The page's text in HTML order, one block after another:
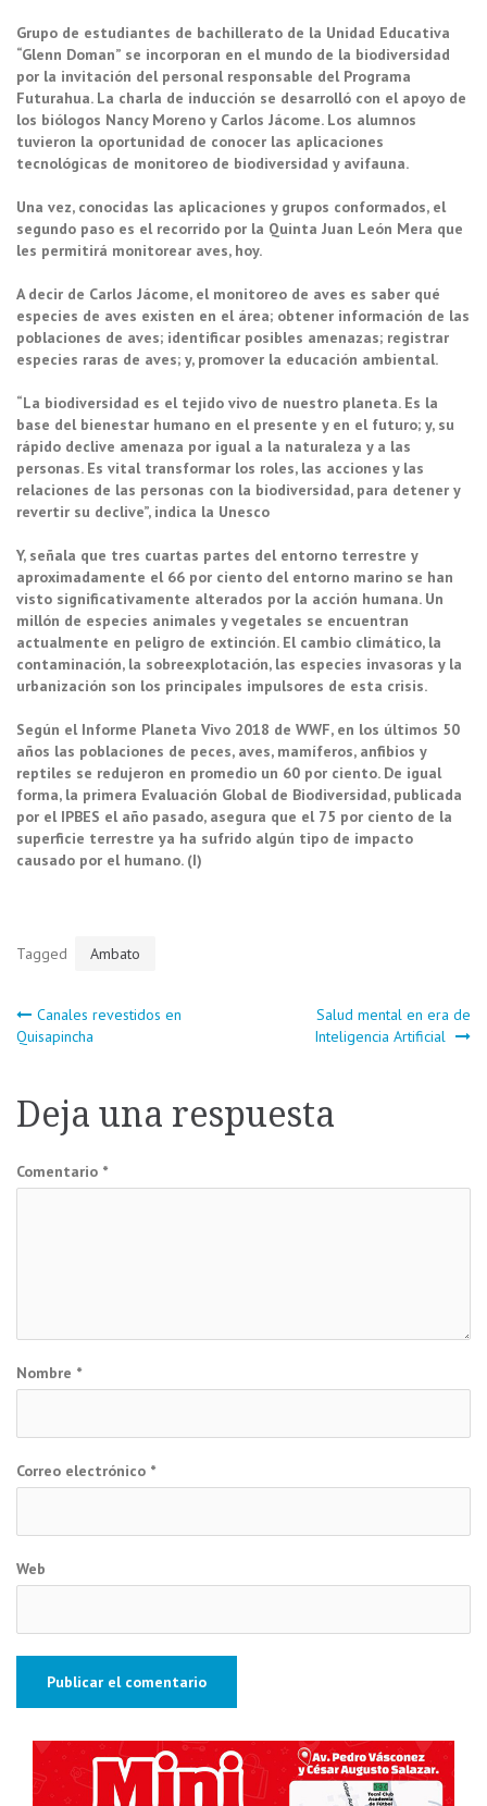
Grupo de estudiantes de bachillerato de la Unidad Educativa
“Glenn Doman” se incorporan en el mundo de la biodiversidad
por la invitación del personal responsable del Programa
Futurahua. La charla de inducción se desarrolló con el apoyo de
los biólogos Nancy Moreno y Carlos Jácome. Los alumnos
tuvieron la oportunidad de conocer las aplicaciones
tecnológicas de monitoreo de biodiversidad y avifauna.
Una vez, conocidas las aplicaciones y grupos conformados, el
segundo paso es el recorrido por la Quinta Juan León Mera que
les permitirá monitorear aves, hoy.
A decir de Carlos Jácome, el monitoreo de aves es saber qué
especies de aves existen en el área; obtener información de las
poblaciones de aves; identificar posibles amenazas; registrar
especies raras de aves; y, promover la educación ambiental.
“La biodiversidad es el tejido vivo de nuestro planeta. Es la
base del bienestar humano en el presente y en el futuro; y, su
rápido declive amenaza por igual a la naturaleza y a las
personas. Es vital transformar los roles, las acciones y las
relaciones de las personas con la biodiversidad, para detener y
revertir su declive”, indica la Unesco
Y, señala que tres cuartas partes del entorno terrestre y
aproximadamente el 66 por ciento del entorno marino se han
visto significativamente alterados por la acción humana. Un
millón de especies animales y vegetales se encuentran
actualmente en peligro de extinción. El cambio climático, la
contaminación, la sobreexplotación, las especies invasoras y la
urbanización son los principales impulsores de esta crisis.
Según el Informe Planeta Vivo 2018 de WWF, en los últimos 50
años las poblaciones de peces, aves, mamíferos, anfibios y
reptiles se redujeron en promedio un 60 por ciento. De igual
forma, la primera Evaluación Global de Biodiversidad, publicada
por el IPBES el año pasado, asegura que el 75 por ciento de la
superficie terrestre ya ha sufrido algún tipo de impacto
causado por el humano. (I)
Tagged Ambato
Navegación
entradas
Canales revestidos en
Quisapincha
Salud mental en era de
Inteligencia Artificial
Deja una respuesta
Comentario *
Nombre *
Correo electrónico *
Web